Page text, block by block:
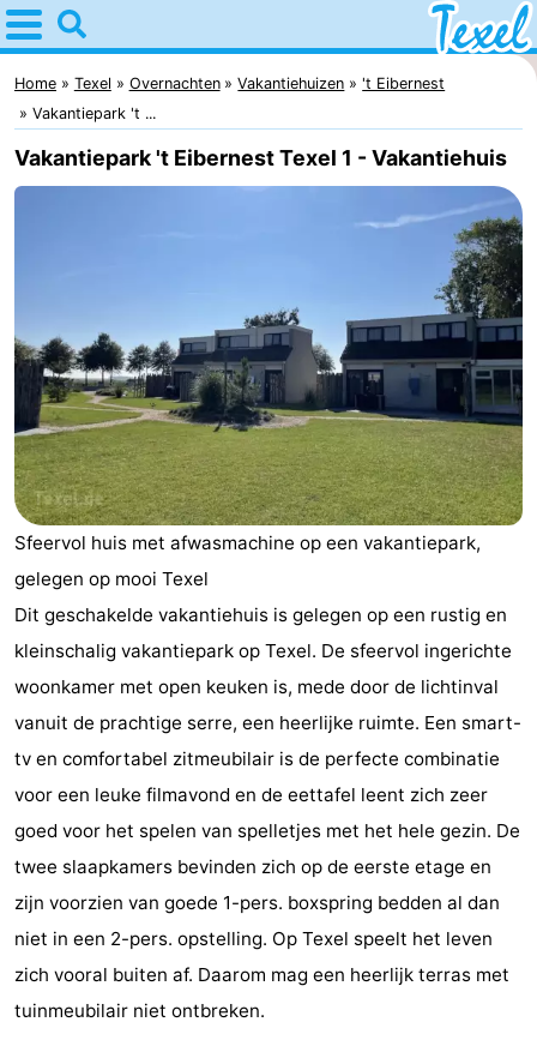
Home
Texel
Tips
Voor
Den
Burg
-
Den
Hoorn
De
Cocksdorp
-
De
Koog
-
Oudeschild
De
-
Oosterend
Natuur
Mooiste
uitkijkpunten
Overnachten
Appartementen
Bosch
en
-
De
-
Home Texel Overnachten Vakantiehuizen
't Eibernest
Vakantiepark 't ...
Vakantiepark 't Eibernest Texel 1 - Vakantiehuis
Sfeervol huis met afwasmachine op een vakantiepark,
gelegen op mooi Texel
Dit geschakelde vakantiehuis is gelegen op een rustig en
kleinschalig vakantiepark op Texel. De sfeervol ingerichte
woonkamer met open keuken is, mede door de lichtinval
vanuit de prachtige serre, een heerlijke ruimte. Een smart-
tv en comfortabel zitmeubilair is de perfecte combinatie
voor een leuke filmavond en de eettafel leent zich zeer
goed voor het spelen van spelletjes met het hele gezin. De
twee slaapkamers bevinden zich op de eerste etage en
zijn voorzien van goede 1-pers. boxspring bedden al dan
niet in een 2-pers. opstelling. Op Texel speelt het leven
zich vooral buiten af. Daarom mag een heerlijk terras met
tuinmeubilair niet ontbreken.